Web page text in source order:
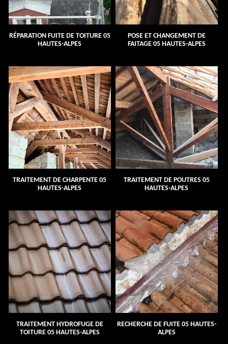
RÉPARATION FUITE DE TOITURE 05
HAUTES-ALPES
POSE ET CHANGEMENT DE
FAITAGE 05 HAUTES-ALPES
TRAITEMENT DE CHARPENTE 05
HAUTES-ALPES
TRAITEMENT DE POUTRES 05
HAUTES-ALPES
TRAITEMENT HYDROFUGE DE
TOITURE 05 HAUTES-ALPES
RECHERCHE DE FUITE 05 HAUTES-
ALPES